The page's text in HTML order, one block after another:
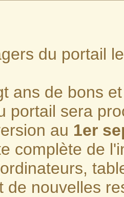
du portail
ans de bons
portail sera
au 1er
complète de
de nouvelles